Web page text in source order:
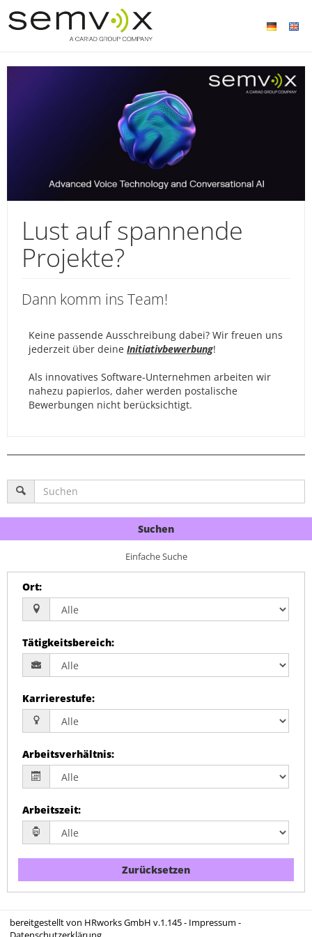
Lust auf spannende
Projekte?
Dann komm ins Team!
Keine passende Ausschreibung dabei? Wir freuen uns
jederzeit über deine Initiativbewerbung!
Als innovatives Software-Unternehmen arbeiten wir
nahezu papierlos, daher werden postalische
Bewerbungen nicht berücksichtigt.
Suchen
Einfache Suche
Ort:
Tätigkeitsbereich:
Karrierestufe:
Arbeitsverhältnis:
Arbeitszeit:
Zurücksetzen
bereitgestellt von HRworks GmbH v.1.145 - Impressum -